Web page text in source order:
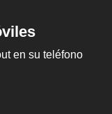
en su teléfono